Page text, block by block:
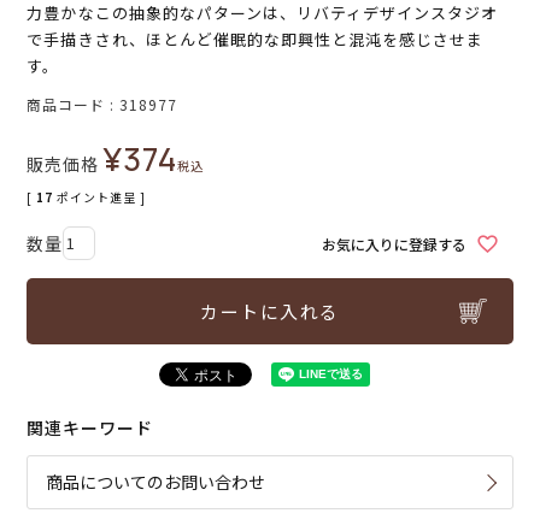
力豊かなこの抽象的なパターンは、リバティデザインスタジオ
で手描きされ、ほとんど催眠的な即興性と混沌を感じさせま
す。
商品コード 318977
販売価格 ¥374税込
[ 17 ポイント進呈 ]
お気に入りに登録する
カートに入れる
関連キーワード
商品についてのお問い合わせ